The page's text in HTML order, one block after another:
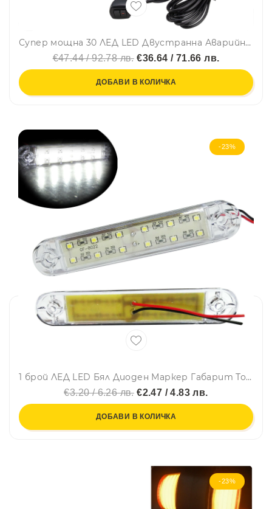
Супер мощна 30 ЛЕД LED Двустранна Аварийна Сигнална Лампа Блиц Маяк с Магнити Магнит За Пътна Помощ Платформа Снегорин 12-24V със 7 режима на работа Ж
€47.44 / 92.78 лв.€36.64 / 71.66 лв.
ДОБАВИ В КОЛИЧКА
-23%
1 брой ЛЕД LED Бял Диоден Маркер Габарит Токос със 12 светодиода за камион ремарке бус ван каравана платформа 24V
€3.20 / 6.26 лв.€2.47 / 4.83 лв.
ДОБАВИ В КОЛИЧКА
-23%